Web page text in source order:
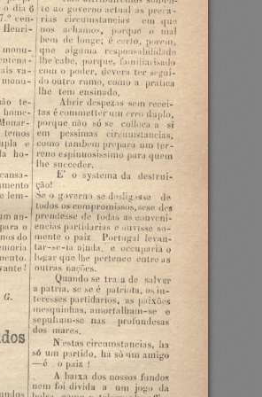
o dia 6
cuo-
Henri-
mono:
va-
monu-
le-
lmmc-
irmos
o
ho-
uto
lem-
ari-
para o
do
ia
G.
lc ao governo actual as prorzh
rias circulustaocios em quo
nos achamos. pot-quo o nml
bom do longo; é rorto. porror,
quo alguma rvsponsabilidadu
lllcbaho. portpm, familiarisailo
com o pudor. drift-ru tri' argui-
dooutro rumo, como u pratica
lho tem ensinado.
Abrir daspczassom rucoi-
tasécommctlrr um rrro duplo,
pol-questao só su colluca a sí
cm pcssnnas cu'cuinstaucias,
como tambom prrpuru um ler-
reno cspinuosissimo para quam
lho surcrdcr.
E' o system-.1da destruí-
ÇÍIU!
So o gororm so dosligiisio do
todos osuompromismm, seus dos
`prrnnosm: do' todas as courcni-
oncias partídarias r. ouvisse so-
mente o pair.. Portugal laran-
lar-sc-ia ainda.` c occuparia o
logar quo lho prrtcncc cntruas
outras mlrocs.
Quando se traza de salvar
u patria. su sc é patriota, os in-
lorcssos partidarios. as paixücs
musquinllas. amortalham-se e
scpuliam-so nas profunda-sus
dos muros.
N'ustus rirrumslaocías, lia
só um partido. ha soam amigo
-é o pala l
A baixa dos nossos fundos
nom foi divida a um jogo da